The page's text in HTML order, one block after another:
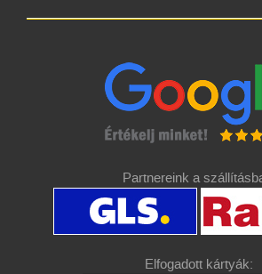
Partnereink a
Elfogadott kártyák: